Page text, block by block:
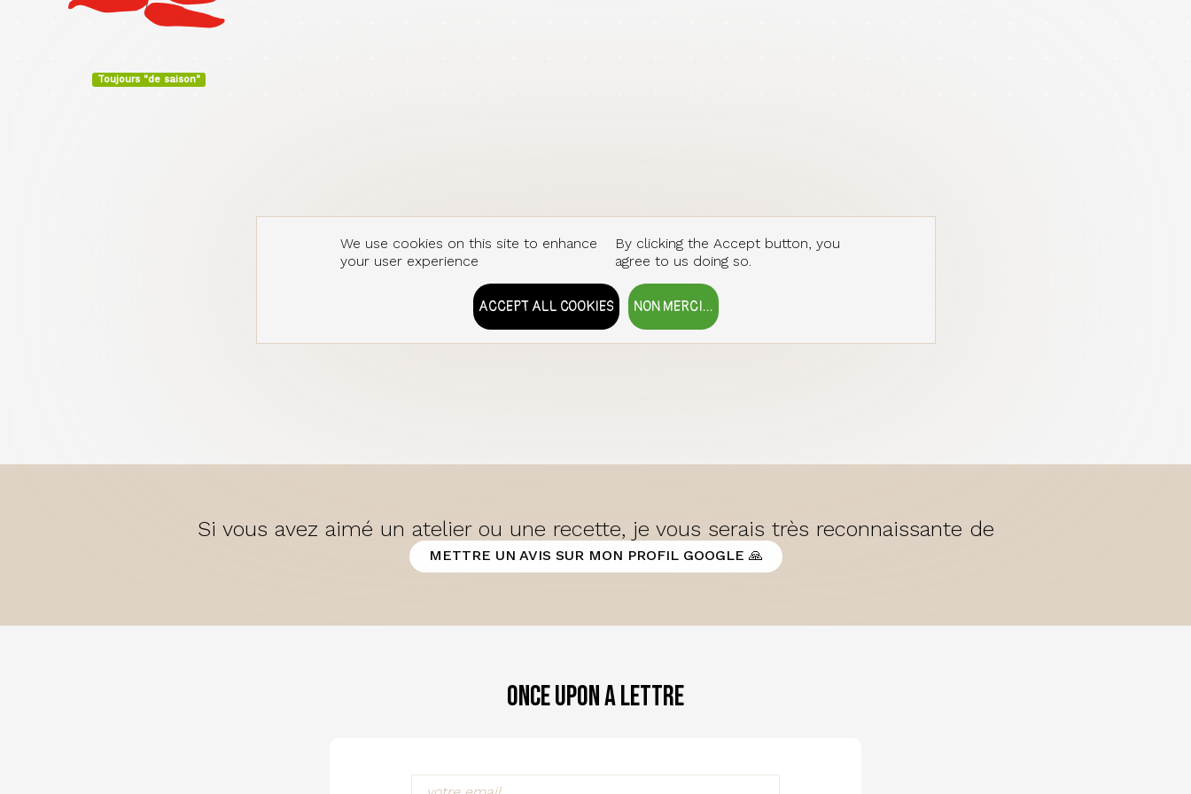
Toujours "de saison"
Si vous avez aimé un atelier ou une recette, je vous serais très reconnaissante de
METTRE UN AVIS SUR MON PROFIL GOOGLE 🙏
Once Upon a Lettre
We use cookies on this site to enhance
your user experience
By clicking the Accept button, you
agree to us doing so.
NON MERCI...
ACCEPT ALL COOKIES
WITHDRAW CONSENT